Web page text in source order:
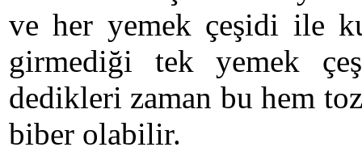
ve her yemek çeşidi ile
girmediği tek yemek
dedikleri zaman bu hem toz
biber olabilir.